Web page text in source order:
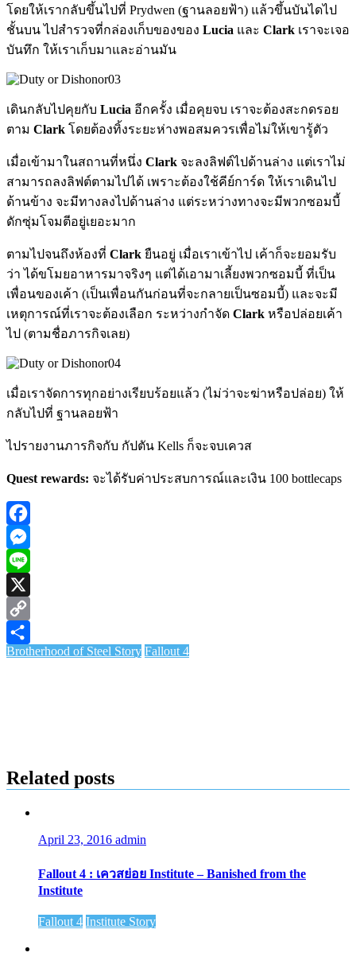
โดยให้เรากลับขึ้นไปที่ Prydwen (ฐานลอยฟ้า) แล้วขึ้นบันไดไป
ชั้นบน ไปสำรวจที่กล่องเก็บของของ Lucia และ Clark เราจะเจอ
บันทึก ให้เราเก็บมาและอ่านมัน
เดินกลับไปคุยกับ Lucia อีกครั้ง เมื่อคุยจบ เราจะต้องสะกดรอย
ตาม Clark โดยต้องทิ้งระยะห่างพอสมควรเพื่อไม่ให้เขารู้ตัว
เมื่อเข้ามาในสถานที่หนึ่ง Clark จะลงลิฟต์ไปด้านล่าง แต่เราไม่
สามารถลงลิฟต์ตามไปได้ เพราะต้องใช้คีย์การ์ด ให้เราเดินไป
ด้านข้าง จะมีทางลงไปด้านล่าง แต่ระหว่างทางจะมีพวกซอมบี้
ดักซุ่มโจมตีอยู่เยอะมาก
ตามไปจนถึงห้องที่ Clark ยืนอยู่ เมื่อเราเข้าไป เค้าก็จะยอมรับ
ว่า ได้ขโมยอาหารมาจริงๆ แต่ได้เอามาเลี้ยงพวกซอมบี้ ที่เป็น
เพื่อนของเค้า (เป็นเพื่อนกันก่อนที่จะกลายเป็นซอมบี้) และจะมี
เหตุการณ์ที่เราจะต้องเลือก ระหว่างกำจัด Clark หรือปล่อยเค้า
ไป (ตามชื่อภารกิจเลย)
เมื่อเราจัดการทุกอย่างเรียบร้อยแล้ว (ไม่ว่าจะฆ่าหรือปล่อย) ให้
กลับไปที่ ฐานลอยฟ้า
ไปรายงานภารกิจกับ กัปตัน Kells ก็จะจบเควส
Quest rewards: จะได้รับค่าประสบการณ์และเงิน 100 bottlecaps
Facebook
Messenger
Line
X
Copy
Link
Share
Brotherhood of Steel Story Fallout 4
Related posts
April 23, 2016 admin
Fallout 4 : เควสย่อย Institute – Banished from the
Institute
Fallout 4 Institute Story